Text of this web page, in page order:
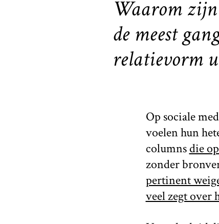
Waarom zijn
de meest
relatievorm
Op sociale
voelen hun
columnsdie
zonder
pertinent
veel zegt over